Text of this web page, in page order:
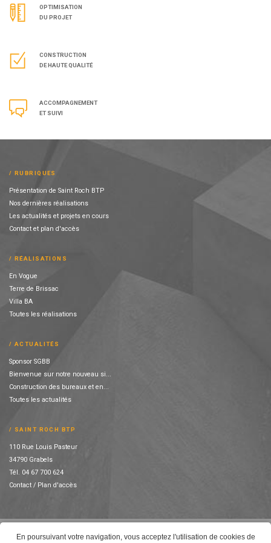
OPTIMISATION
DU PROJET
CONSTRUCTION
DE HAUTE QUALITÉ
ACCOMPAGNEMENT
ET SUIVI
RUBRIQUES
Présentation de Saint Roch BTP
Nos dernières réalisations
Les actualités et projets en cours
Contact et plan d'accès
RÉALISATIONS
En Vogue
Terre de Brissac
Villa BA
Toutes les réalisations
ACTUALITÉS
Sponsor SGBB
Bienvenue sur notre nouveau si...
Construction des bureaux et en...
Toutes les actualités
SAINT ROCH BTP
110 Rue Louis Pasteur
34790 Grabels
Tél. 04 67 700 624
Contact / Plan d'accès
En poursuivant votre navigation, vous acceptez l'utilisation de cookies de